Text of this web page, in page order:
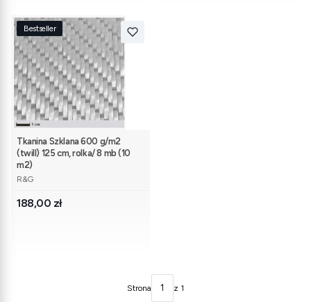
Bestseller
Tkanina Szklana 600 g/m2
(twill) 125 cm, rolka/ 8 mb (10
m2)
PRODUCENT
R&G
Cena
188,00 zł
Strona z 1